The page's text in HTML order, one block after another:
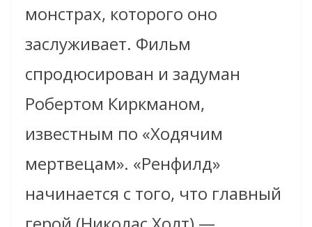
монстрах, которого оно
заслуживает. Фильм
спродюсирован и задуман
Робертом Киркманом,
известным по «Ходячим
мертвецам». «Ренфилд»
начинается с того, что главный